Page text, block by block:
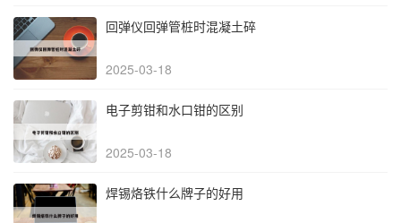
回弹仪回弹管桩时混凝土碎
2025-03-18
电子剪钳和水口钳的区别
2025-03-18
焊锡烙铁什么牌子的好用